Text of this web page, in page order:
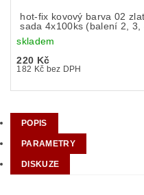
hot-fix kovový barva 02
sada 4x100ks (balení 2, 3,
skladem
220 Kč
182 Kč bez DPH
POPIS
PARAMETRY
DISKUZE